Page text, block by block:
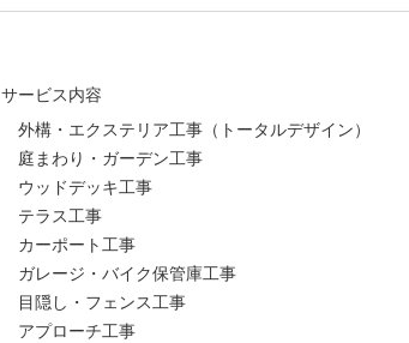
サービス内容
外構・エクステリア工事（トータルデザイン）
庭まわり・ガーデン工事
ウッドデッキ工事
テラス工事
カーポート工事
ガレージ・バイク保管庫工事
目隠し・フェンス工事
アプローチ工事